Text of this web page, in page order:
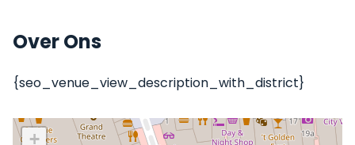
Over Ons
{seo_venue_view_description_with_district}
+